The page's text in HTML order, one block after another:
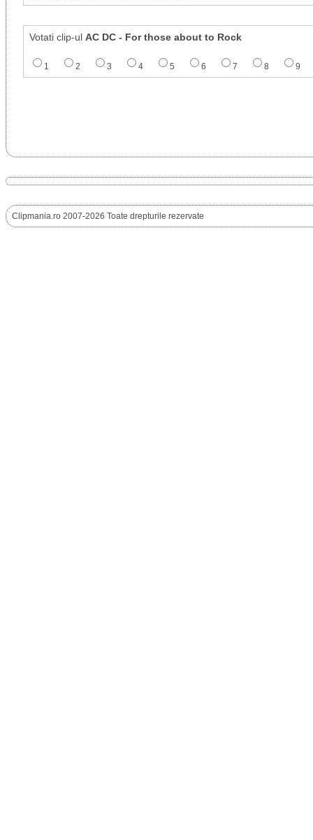
Votati clip-ul AC DC - For those about to Rock
1 2 3 4 5 6 7 8 9
Clipmania.ro 2007-2026 Toate drepturile rezervate